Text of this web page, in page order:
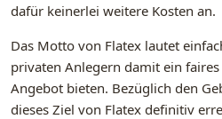
dafür keinerlei weitere Kosten an.
Das Motto von Flatex lautet
privaten Anlegern damit ein
Angebot bieten. Bezüglich den
dieses Ziel von Flatex definitiv